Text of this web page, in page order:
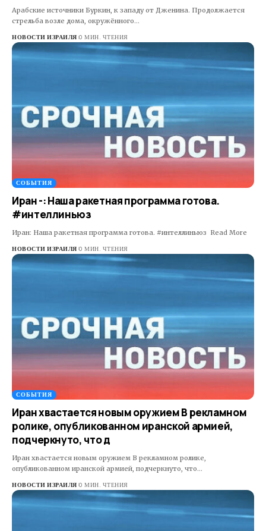
Арабские источники Буркин, к западу от Дженина. Продолжается
стрельба возле дома, окружённого…
НОВОСТИ ИЗРАИЛЯ 0 МИН. ЧТЕНИЯ
СОБЫТИЯ
Иран -: Наша ракетная программа готова.
#интеллиньюз
Иран: Наша ракетная программа готова. #интеллиньюз Read More ​
НОВОСТИ ИЗРАИЛЯ 0 МИН. ЧТЕНИЯ
СОБЫТИЯ
Иран хвастается новым оружием В рекламном
ролике, опубликованном иранской армией,
подчеркнуто, что д
Иран хвастается новым оружием В рекламном ролике,
опубликованном иранской армией, подчеркнуто, что…
НОВОСТИ ИЗРАИЛЯ 0 МИН. ЧТЕНИЯ